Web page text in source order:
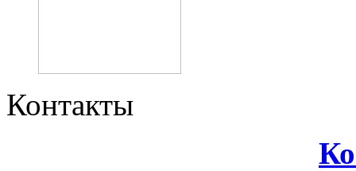
Контакты